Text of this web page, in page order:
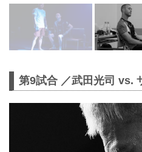
第9試合 ／武田光司 vs.